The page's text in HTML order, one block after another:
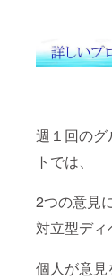
週１回の
トでは、
2つの意見
対立型ディ
個人が意